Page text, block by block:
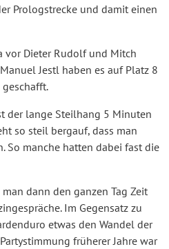
Prologstrecke und damit einen
vor Dieter Rudolf und Mitch
Jestl haben es auf Platz 8
der lange Steilhang 5 Minuten
so steil bergauf, dass man
So manche hatten dabei fast die
dann den ganzen Tag Zeit
Im Gegensatz zu
etwas den Wandel der
früherer Jahre war